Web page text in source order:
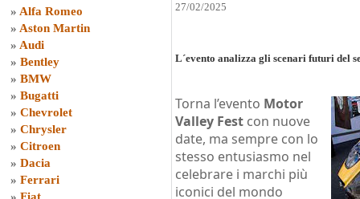
» Alfa Romeo
» Aston Martin
» Audi
» Bentley
» BMW
» Bugatti
» Chevrolet
» Chrysler
» Citroen
» Dacia
» Ferrari
27/02/2025
L´evento analizza gli scenari futuri del
Torna l’evento Motor
Valley Fest con nuove
date, ma sempre con lo
stesso entusiasmo nel
celebrare i marchi più
iconici del mondo